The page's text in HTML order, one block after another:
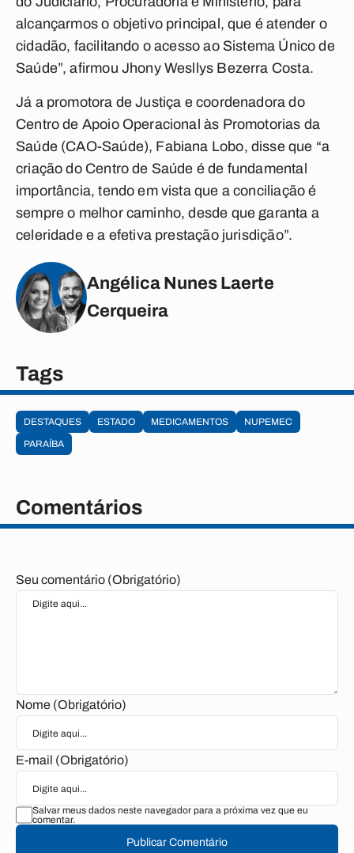
alcançarmos o objetivo principal, que é atender o
cidadão, facilitando o acesso ao Sistema Único de
Saúde”, afirmou Jhony Wesllys Bezerra Costa.
Já a promotora de Justiça e coordenadora do
Centro de Apoio Operacional às Promotorias da
Saúde (CAO-Saúde), Fabiana Lobo, disse que “a
criação do Centro de Saúde é de fundamental
importância, tendo em vista que a conciliação é
sempre o melhor caminho, desde que garanta a
celeridade e a efetiva prestação jurisdição”.
Angélica Nunes Laerte
Cerqueira
Tags
DESTAQUES ESTADO MEDICAMENTOS
NUPEMEC
PARAÍBA
Comentários
Seu comentário (Obrigatório)
Nome (Obrigatório)
E-mail (Obrigatório)
Salvar meus dados neste navegador para a próxima vez que eu
comentar.
Publicar Comentário